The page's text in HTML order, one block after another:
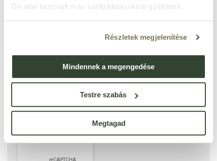
Ön által használt más szolgáltatásokból gyűjtöttek.
Részletek megjelenítése
Mindennek a megengedése
Testre szabás
Megtagad